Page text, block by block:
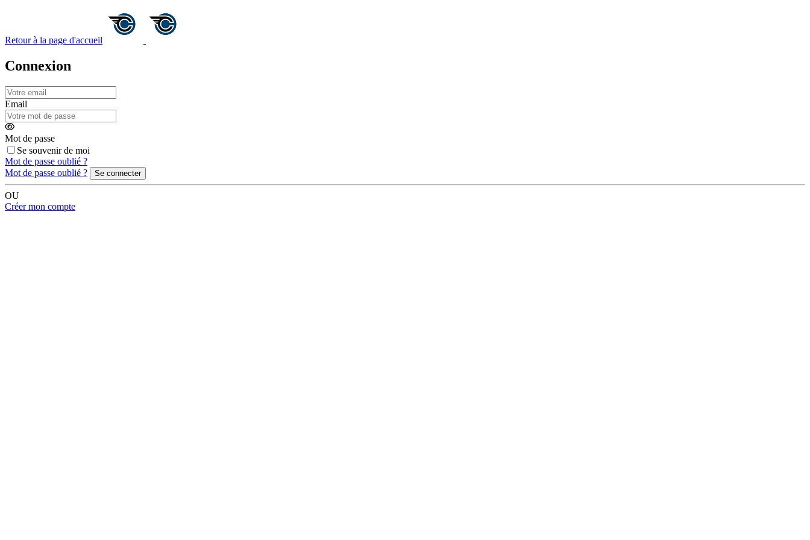
Retourà la page d'accueil
Connexion
Email
Mot de passe
Se souvenir de moi
Mot de passe oublié ?
Mot de passe oublié ?
Se connecter
OU
Créer mon compte